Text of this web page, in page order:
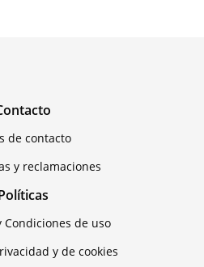
de contacto
y reclamaciones
Condiciones de uso
y de cookies